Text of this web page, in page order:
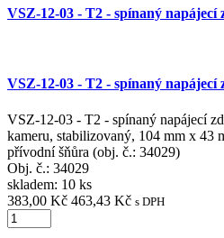
VSZ-12-03 - T2 - spínaný napájecí
VSZ-12-03 - T2 - spínaný napájecí
VSZ-12-03 - T2 - spínaný napájecí
kameru, stabilizovaný, 104 mm x 43
přívodní šňůra (obj. č.: 34029)
Obj. č.: 34029
skladem: 10 ks
383,00 Kč 463,43 Kč s DPH